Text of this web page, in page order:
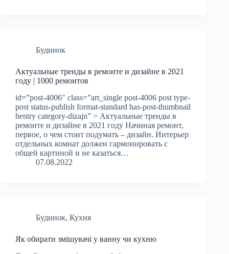
Будинок
Актуальные тренды в ремонте и дизайне в 2021
году | 1000 ремонтов
id=”post-4006″ class=”art_single post-4006 post type-
post status-publish format-standard has-post-thumbnail
hentry category-dizajn” > Актуальные тренды в
ремонте и дизайне в 2021 году Начиная ремонт,
первое, о чем стоит подумать – дизайн. Интерьер
отдельных комнат должен гармонировать с
общей картиной и не казаться…
07.08.2022
Будинок, Кухня
Як обирати змішувачі у ванну чи кухню